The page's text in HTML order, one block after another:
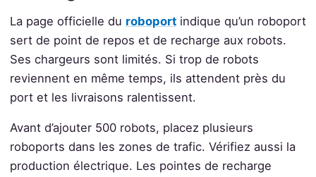
La page officielle du roboportindique qu’un roboport
sert de point de repos et de recharge aux robots.
Ses chargeurs sont limités. Si trop de robots
reviennent en même temps, ils attendent près du
port et les livraisons ralentissent.
Avant d’ajouter 500 robots, placez plusieurs
roboports dans les zones de trafic. Vérifiez aussi la
production électrique. Les pointes de recharge